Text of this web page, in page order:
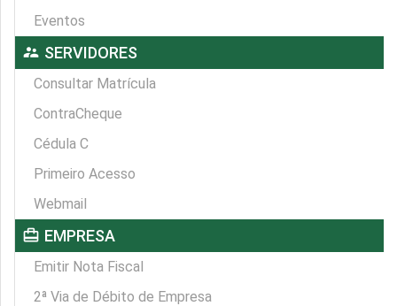
Eventos
supervisor_account SERVIDORES
Consultar Matrícula
ContraCheque
Cédula C
Primeiro Acesso
Webmail
card_travel EMPRESA
Emitir Nota Fiscal
2ª Via de Débito de Empresa